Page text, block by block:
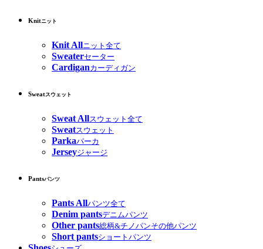
Knitニット
Knit Allニット全て
Sweaterセーター
Cardiganカーディガン
Sweatスウェット
Sweat Allスウェット全て
Sweatスウェット
Parkaパーカ
Jerseyジャージ
Pantsパンツ
Pants Allパンツ全て
Denim pantsデニムパンツ
Other pants総柄&チノパンその他パンツ
Short pantsショートパンツ